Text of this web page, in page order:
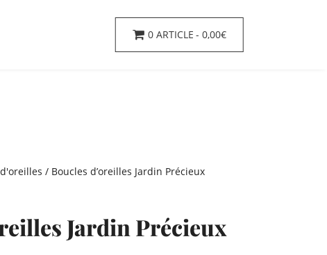
0 ARTICLE 0,00€
/ Boucles d’oreilles Jardin Précieux
Jardin Précieux